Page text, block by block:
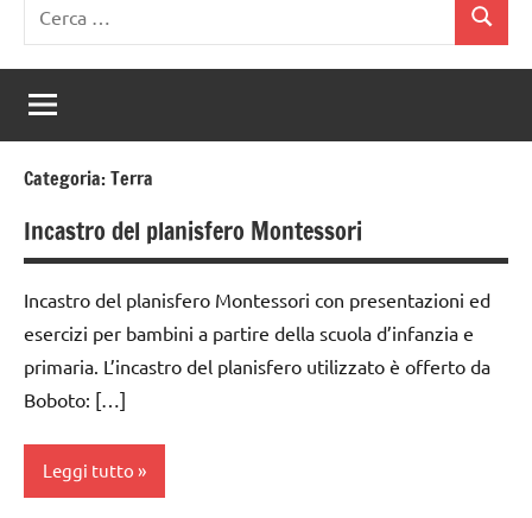
per:
Cerca
Categoria:Terra
Incastro del planisfero Montessori
Incastro del planisfero Montessori con presentazioni ed
esercizi per bambini a partire della scuola d’infanzia e
primaria. L’incastro del planisfero utilizzato è offerto da
Boboto: […]
Leggi tutto